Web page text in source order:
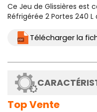
Ce Jeu de Glissières est
Réfrigérée 2 Portes 240 L
Télécharger la
Top Vente